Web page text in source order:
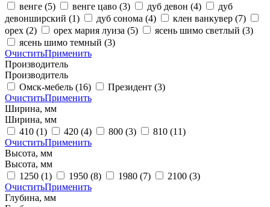
венге (5) венге цаво (3) дуб девон (4)
дуб
девонширский (1) дуб сонома (4) клен ванкувер (7)
орех (2) орех мария луиза (5) ясень шимо светлый (3)
ясень шимо темный (3)
ОчиститьПрименить
Производитель
Производитель
Омск-мебель (16) Президент (3)
ОчиститьПрименить
Ширина, мм
Ширина, мм
410 (1) 420 (4) 800 (3) 810 (11)
ОчиститьПрименить
Высота, мм
Высота, мм
1250 (1) 1950 (8) 1980 (7) 2100 (3)
ОчиститьПрименить
Глубина, мм